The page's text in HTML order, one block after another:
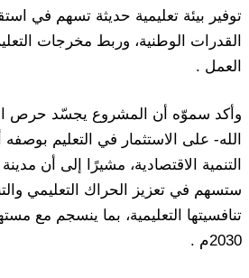
توفير بيئة تعليمية حديثة تسهم في
القدرات الوطنية، وربط مخرجات
العمل .
وأكد سموّه أن المشروع يجسّد حرص
الله- على الاستثمار في التعليم
التنمية الاقتصادية، مشيرًا إلى أن
ستسهم في تعزيز الحراك التعليمي
تنافسيتها التعليمية، بما ينسجم مع
2030م .